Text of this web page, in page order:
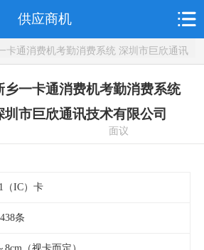
供应商机
卡通消费机考勤消费系统 深圳市巨欣通讯
乡一卡通消费机考勤消费系统
圳市巨欣通讯技术有限公司
面议
（IC）卡
条
8cm（视卡而定）